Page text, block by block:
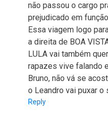
não passou o cargo
prejudicado em
Essa viagem logo
a direita de BOA
LULA vai também
rapazes vive falando
Bruno, não vá se
o Leandro vai puxar o
Reply